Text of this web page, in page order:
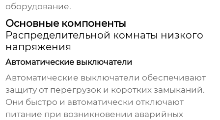
оборудование.
Основные компоненты
Распределительной комнаты низкого
напряжения
Автоматические выключатели
Автоматические выключатели обеспечивают
защиту от перегрузок и коротких замыканий.
Они быстро и автоматически отключают
питание при возникновении аварийных